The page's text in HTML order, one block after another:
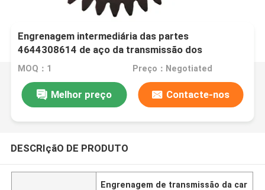
Engrenagem intermediária das partes
4644308614 de aço da transmissão dos
acessórios do carregador
MOQ：1 Preço：Negotiated
Melhor preço Contacte-nos
DESCRIçãO DE PRODUTO
Engrenagem de transmissão da car